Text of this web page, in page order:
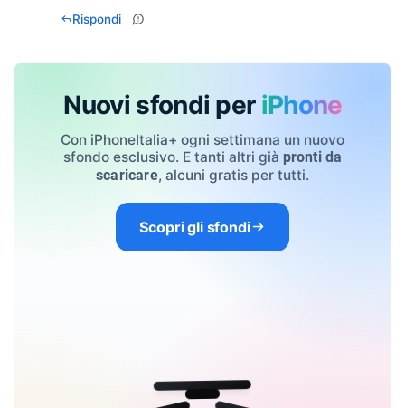
Rispondi
Nuovi sfondi per iPhone
Con iPhoneItalia+ ogni settimana un nuovo
sfondo esclusivo. E tanti altri già pronti da
scaricare, alcuni gratis per tutti.
Scopri gli sfondi